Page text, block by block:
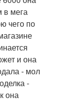
в мега
чего по
и она
- мол
-
она